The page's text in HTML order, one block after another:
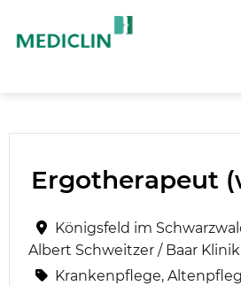
Ergotherapeut
Königsfeld im
Albert Schweitzer / Baar Klinik
Krankenpflege,